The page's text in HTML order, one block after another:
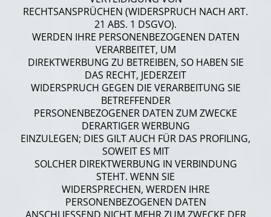
RECHTSANSPRÜCHEN (WIDERSPRUCH NACH ART.
21 ABS. 1 DSGVO).
WERDEN IHRE PERSONENBEZOGENEN DATEN
VERARBEITET, UM
DIREKTWERBUNG ZU BETREIBEN, SO HABEN SIE
DAS RECHT, JEDERZEIT
WIDERSPRUCH GEGEN DIE VERARBEITUNG SIE
BETREFFENDER
PERSONENBEZOGENER DATEN ZUM ZWECKE
DERARTIGER WERBUNG
EINZULEGEN; DIES GILT AUCH FÜR DAS PROFILING,
SOWEIT ES MIT
SOLCHER DIREKTWERBUNG IN VERBINDUNG
STEHT. WENN SIE
WIDERSPRECHEN, WERDEN IHRE
PERSONENBEZOGENEN DATEN